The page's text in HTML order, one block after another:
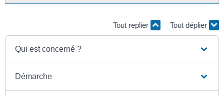
Tout replier Tout déplier
Qui est concerné ?
Démarche